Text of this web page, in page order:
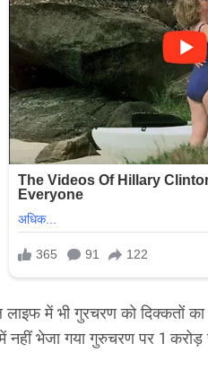
में भी गुरचरण को दिक्कतों
भेजा गया गुरुचरण पर 1